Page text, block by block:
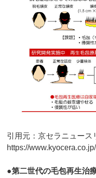
引用元：京セラニュー
https://
●第二世代の毛包再生治